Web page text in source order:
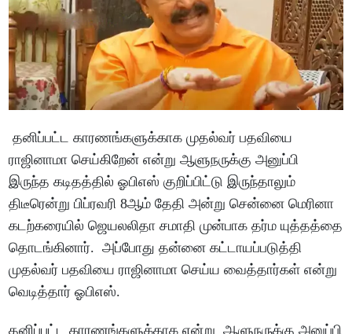
தனிப்பட்ட காரணங்களுக்காக முதல்வர் பதவியை
ராஜினாமா செய்கிறேன் என்று ஆளுநருக்கு அனுப்பி
இருந்த கடிதத்தில் ஓபிஎஸ் குறிப்பிட்டு இருந்தாலும்
திடீரென்று பிப்ரவரி 8ஆம் தேதி அன்று சென்னை மெரினா
கடற்கரையில் ஜெயலலிதா சமாதி முன்பாக தர்ம யுத்தத்தை
தொடங்கினார். அப்போது தன்னை கட்டாயப்படுத்தி
முதல்வர் பதவியை ராஜினாமா செய்ய வைத்தார்கள் என்று
வெடித்தார் ஓபிஎஸ்.
தனிப்பட்ட காரணங்களுக்காக என்று ஆளுநருக்கு அனுப்பி